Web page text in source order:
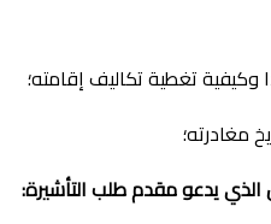
تغطية تكاليف إقامته؛
مغادرته؛
يدعو مقدم طلب التأشيرة: